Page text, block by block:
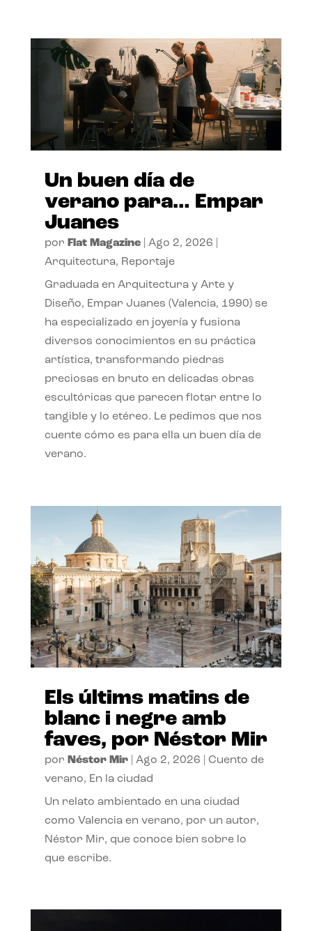
Un buen día de
verano para… Empar
Juanes
por Flat Magazine| Ago 2, 2026
Arquitectura, Reportaje
Graduada en Arquitectura y Arte y
Diseño, Empar Juanes (Valencia, 1990) se
ha especializado en joyería y fusiona
diversos conocimientos en su práctica
artística, transformando piedras
preciosas en bruto en delicadas obras
escultóricas que parecen flotar entre lo
tangible y lo etéreo. Le pedimos que nos
cuente cómo es para ella un buen día de
verano.
Els últims matins de
blanc i negre amb
faves, por Néstor Mir
por Néstor Mir| Ago 2, 2026
Cuento de
verano, En la ciudad
Un relato ambientado en una ciudad
como Valencia en verano, por un autor,
Néstor Mir, que conoce bien sobre lo
que escribe.